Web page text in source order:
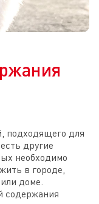
подходящего для
другие
необходимо
в городе,
доме.
содержания